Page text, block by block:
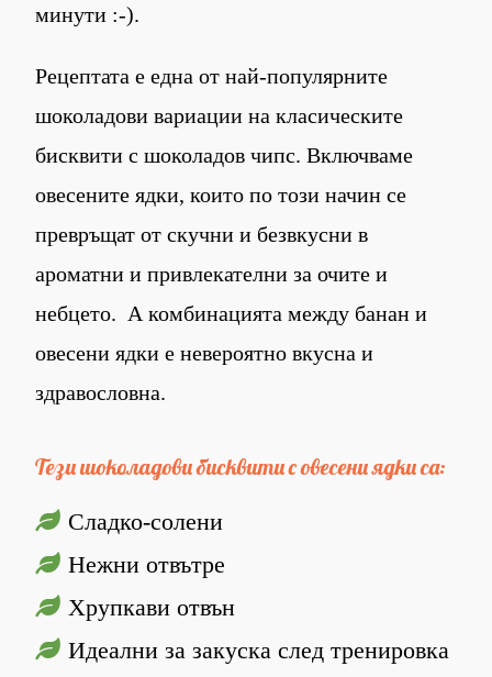
минути :-).
Рецептата е една от най-популярните
шоколадови вариации на класическите
бисквити с шоколадов чипс. Включваме
овесените ядки, които по този начин се
превръщат от скучни и безвкусни в
ароматни и привлекателни за очите и
небцето. А комбинацията между банан и
овесени ядки е невероятно вкусна и
здравословна.
Тези шоколадови бисквити с овесени ядки са:
Сладко-солени
Нежни отвътре
Хрупкави отвън
Идеални за закуска след тренировка